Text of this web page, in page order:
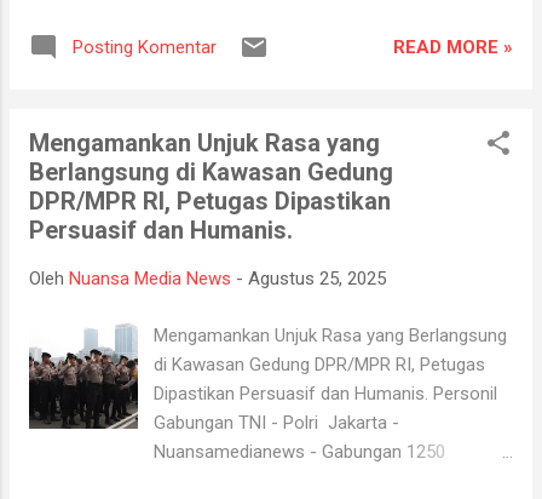
langsung turun tangan memimpin kegiatan
Festival Pacu Jalur 2025 yang mendunia usai
digelar di Taluk Kuantan , Selasa
(26/8/2025). Gotong royong massal ini
berlangsung di beberapa titik, di antaranya
tepian Sungai Kuantan di Desa Seberang
elemen masyarakat ikut bahu-membahu
membersihkan sisa sampah dan pernak-
pernik acara Pacu Jalur dan seluruh area
dapat kembali bersih hanya dalam beberapa
jam, dan kegiatan selesai sekitar pukul 11.00
Posting Komentar READ MORE »
Mengamankan Unjuk Rasa yang
Berlangsung di Kawasan Gedung
DPR/MPR RI, Petugas Dipastikan
Persuasif dan Humanis.
Oleh Nuansa Media News - Agustus 25, 2025
Mengamankan Unjuk Rasa yang Berlangsung
di Kawasan Gedung DPR/MPR RI, Petugas
Dipastikan Persuasif dan Humanis. Personil
Gabungan TNI - Polri Jakarta -
Nuansamedianews - Gabungan 1250